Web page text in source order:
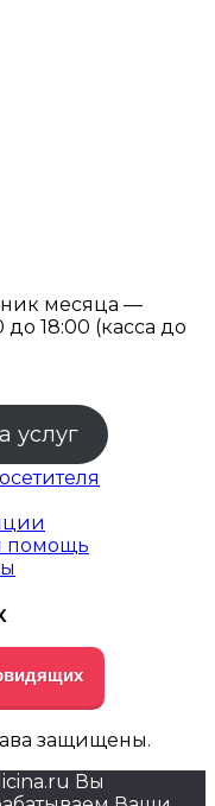
месяца —
18:00 (касса до
услуг
помощь
защищены.
Вы